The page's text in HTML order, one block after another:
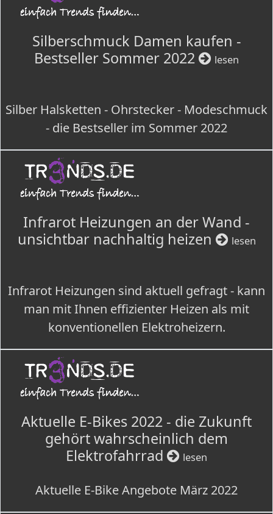
Silberschmuck Damen kaufen -
Bestseller Sommer 2022
lesen
Silber Halsketten - Ohrstecker - Modeschmuck
- die Bestseller im Sommer 2022
Infrarot Heizungen an der Wand -
unsichtbar nachhaltig heizen
lesen
Infrarot Heizungen sind aktuell gefragt - kann
man mit Ihnen effizienter Heizen als mit
konventionellen Elektroheizern.
Aktuelle E-Bikes 2022 - die Zukunft
gehört wahrscheinlich dem
Elektrofahrrad
lesen
Aktuelle E-Bike Angebote März 2022